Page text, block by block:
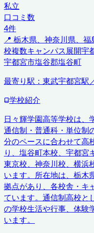
私立
口コミ数
4件
📍 栃木県、神奈川県、福
校複数キャンパス展開宇
宇都宮市塩谷郡塩谷町
最寄り駅： 東武宇都宮駅
学校紹介
日々輝学園高等学校は、
通信制・普通科・単位制
分のペースに合わせて高
り、塩谷町本校、宇都宮
東京校、神奈川校、横浜
います。所在地は、栃木
拠点があり、各校舎・キ
ています。通信制高校と
の学校生活や行事、体験
います。